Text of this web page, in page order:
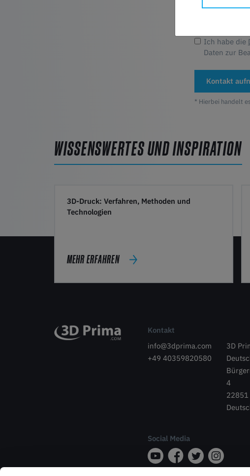
Ich habe die
Daten zur
Kontakt
* Hierbei handelt
WISSENSWERTES UND INSPIRATION
3D-Druck: Verfahren, Methoden und
Technologien
MEHR ERFAHREN
Kontakt
info@3dprima.com
+49 40359820580
3D
4
Social Media